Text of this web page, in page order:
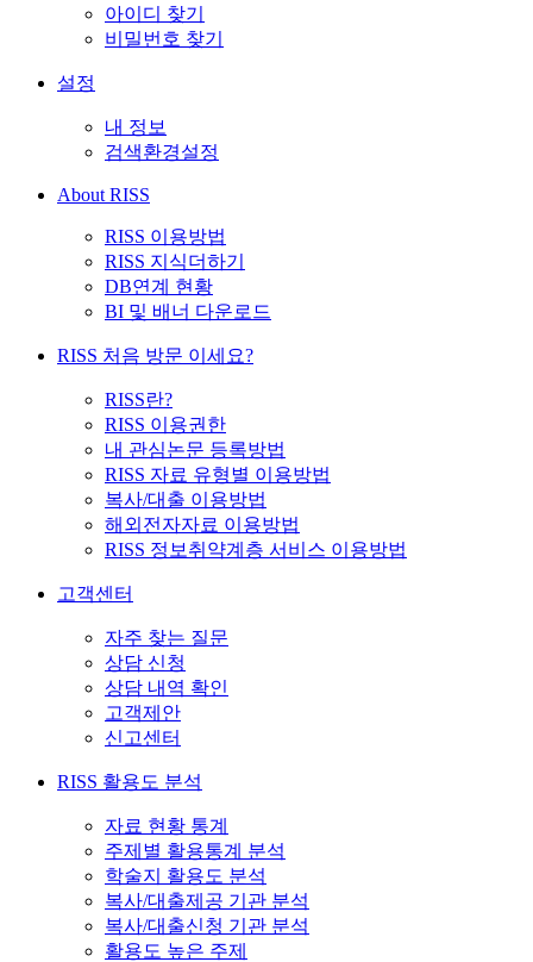
아이디 찾기
비밀번호 찾기
설정
내 정보
검색환경설정
About RISS
RISS 이용방법
RISS 지식더하기
DB연계 현황
BI 및 배너 다운로드
RISS 처음 방문 이세요?
RISS란?
RISS 이용권한
내 관심논문 등록방법
RISS 자료 유형별 이용방법
복사/대출 이용방법
해외전자자료 이용방법
RISS 정보취약계층 서비스 이용방법
고객센터
자주 찾는 질문
상담 신청
상담 내역 확인
고객제안
신고센터
RISS 활용도 분석
자료 현황 통계
주제별 활용통계 분석
학술지 활용도 분석
복사/대출제공 기관 분석
복사/대출신청 기관 분석
활용도 높은 주제